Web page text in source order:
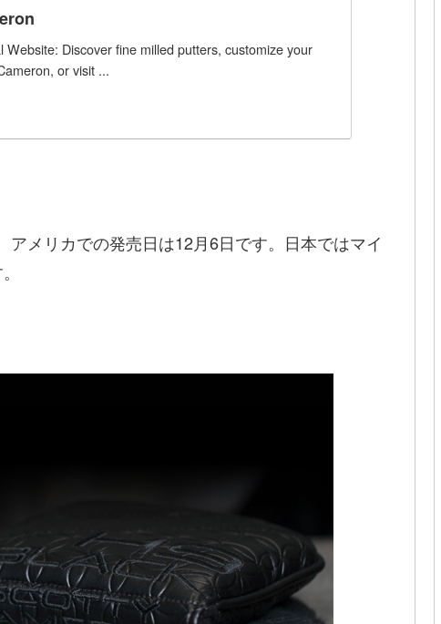
Website: Discover fine milled putters, customize your
or visit ...
メリカでの発売日は12月6日です。日本ではマイ